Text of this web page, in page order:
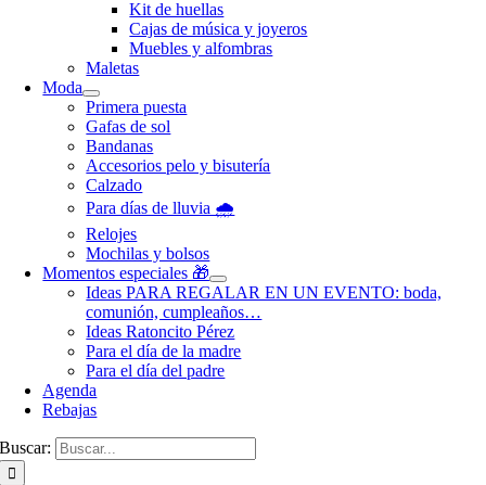
Kit de huellas
Cajas de música y joyeros
Muebles y alfombras
Maletas
Moda
Primera puesta
Gafas de sol
Bandanas
Accesorios pelo y bisutería
Calzado
Para días de lluvia 🌧️
Relojes
Mochilas y bolsos
Momentos especiales 🎁
Ideas PARA REGALAR EN UN EVENTO: boda,
comunión, cumpleaños…
Ideas Ratoncito Pérez
Para el día de la madre
Para el día del padre
Agenda
Rebajas
Buscar: